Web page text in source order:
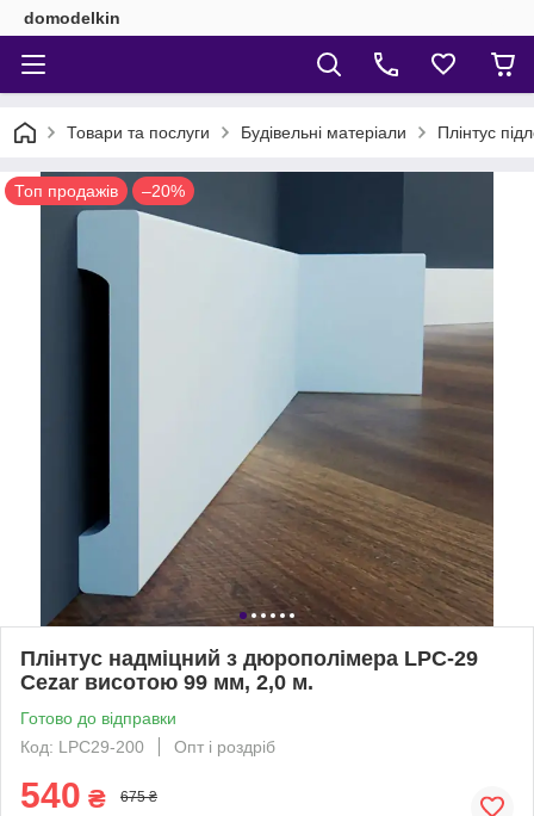
domodelkin
Товари та послуги Будівельні матеріали Плінтус
Топ продажів –20%
Плінтус надміцний з дюрополімера LPC-29
Cezar висотою 99 мм, 2,0 м.
Готово до відправки
Код: LPC29-200
Опт і роздріб
540 ₴ 675 ₴